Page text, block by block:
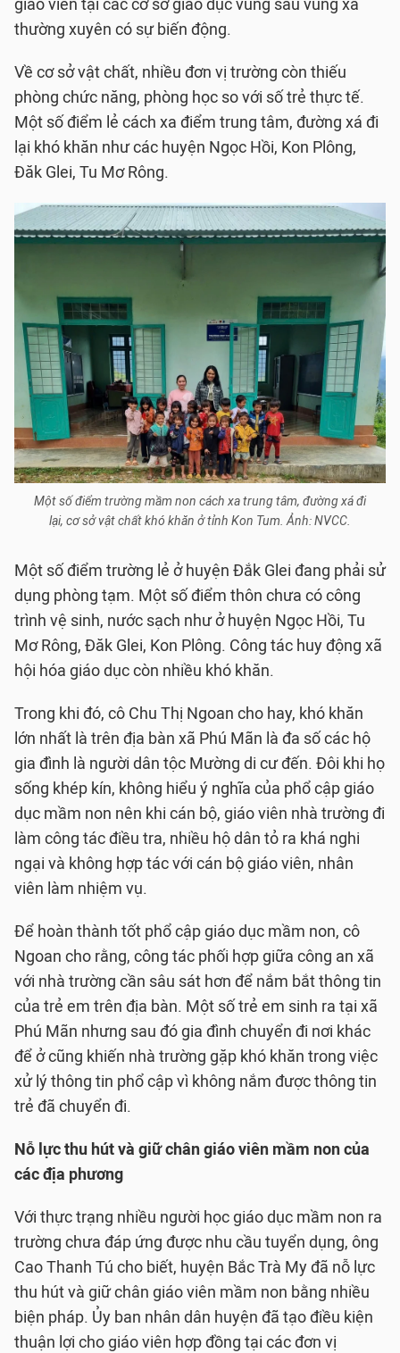
giáo viên tại các cơ sở giáo dục vùng sâu vùng xa
thường xuyên có sự biến động.
Về cơ sở vật chất, nhiều đơn vị trường còn thiếu
phòng chức năng, phòng học so với số trẻ thực tế.
Một số điểm lẻ cách xa điểm trung tâm, đường xá đi
lại khó khăn như các huyện Ngọc Hồi, Kon Plông,
Đăk Glei, Tu Mơ Rông.
Một số điểm trường mầm non cách xa trung tâm, đường xá đi
lại, cơ sở vật chất khó khăn ở tỉnh Kon Tum. Ảnh: NVCC.
Một số điểm trường lẻ ở huyện Đắk Glei đang phải sử
dụng phòng tạm. Một số điểm thôn chưa có công
trình vệ sinh, nước sạch như ở huyện Ngọc Hồi, Tu
Mơ Rông, Đăk Glei, Kon Plông. Công tác huy động xã
hội hóa giáo dục còn nhiều khó khăn.
Trong khi đó, cô Chu Thị Ngoan cho hay, khó khăn
lớn nhất là trên địa bàn xã Phú Mãn là đa số các hộ
gia đình là người dân tộc Mường di cư đến. Đôi khi họ
sống khép kín, không hiểu ý nghĩa của phổ cập giáo
dục mầm non nên khi cán bộ, giáo viên nhà trường đi
làm công tác điều tra, nhiều hộ dân tỏ ra khá nghi
ngại và không hợp tác với cán bộ giáo viên, nhân
viên làm nhiệm vụ.
Để hoàn thành tốt phổ cập giáo dục mầm non, cô
Ngoan cho rằng, công tác phối hợp giữa công an xã
với nhà trường cần sâu sát hơn để nắm bắt thông tin
của trẻ em trên địa bàn. Một số trẻ em sinh ra tại xã
Phú Mãn nhưng sau đó gia đình chuyển đi nơi khác
để ở cũng khiến nhà trường gặp khó khăn trong việc
xử lý thông tin phổ cập vì không nắm được thông tin
trẻ đã chuyển đi.
Nỗ lực thu hút và giữ chân giáo viên mầm non của
các địa phương
Với thực trạng nhiều người học giáo dục mầm non ra
trường chưa đáp ứng được nhu cầu tuyển dụng, ông
Cao Thanh Tú cho biết, huyện Bắc Trà My đã nỗ lực
thu hút và giữ chân giáo viên mầm non bằng nhiều
biện pháp. Ủy ban nhân dân huyện đã tạo điều kiện
thuận lợi cho giáo viên hợp đồng tại các đơn vị